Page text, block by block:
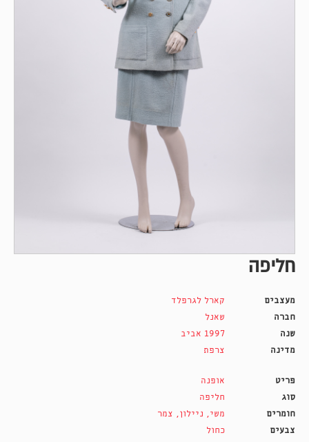
חליפה
מעצבים
קארל לגרפלד
חברה
שאנל
שנה
1997 אביב
מדינה
צרפת
פריט
אופנה
סוג
חליפה
חומרים
משי, ניילון, צמר
צבעים
כחול